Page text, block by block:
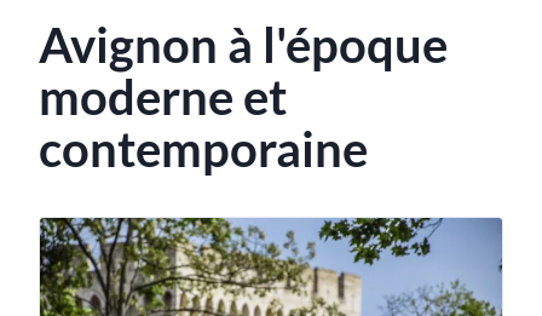
Avignon à l'époque
moderne et
contemporaine